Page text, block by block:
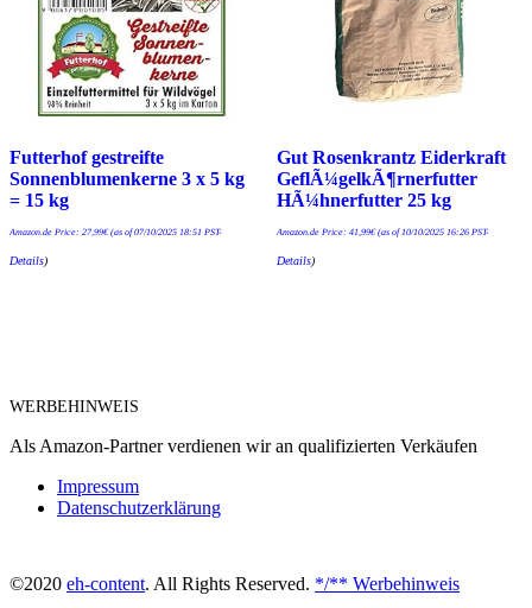
Futterhof gestreifte
Sonnenblumenkerne 3 x 5 kg
= 15 kg
Amazon.de Price: 27,99€(as of 07/10/2025 18:51 PST-
Details)
Gut Rosenkrantz Eiderkraft
GeflÃ¼gelkÃ¶rnerfutter
HÃ¼hnerfutter 25 kg
Amazon.de Price: 41,99€(as of 10/10/2025 16:26 PST-
Details)
WERBEHINWEIS
Als Amazon-Partner verdienen wir an qualifizierten Verkäufen
Impressum
Datenschutzerklärung
©2020 eh-content. All Rights Reserved. */** Werbehinweis